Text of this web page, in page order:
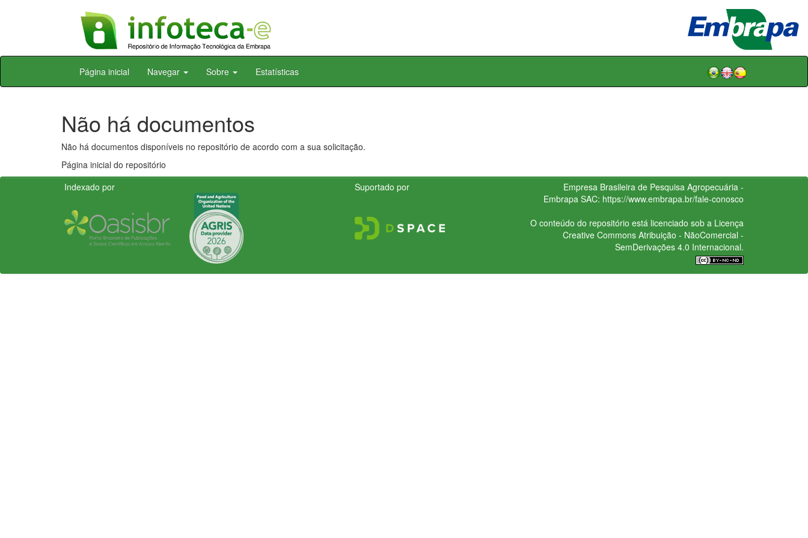
Skip
Página inicial Navegar Sobre Estatísticas
Não há documentos
Não há documentos disponíveis no repositório de acordo com a sua solicitação.
Página inicial do repositório
Indexado por
Suportado por
Empresa Brasileira de Pesquisa Agropecuária -
Embrapa SAC: https://www.embrapa.br/fale-conosco
O conteúdo do repositório está licenciado sob a Licença
Creative CommonsAtribuição - NãoComercial -
SemDerivações 4.0 Internacional.